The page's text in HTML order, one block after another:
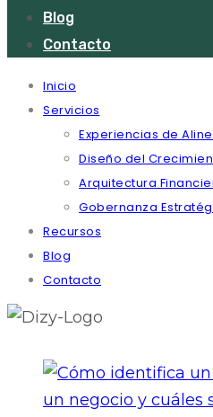
Blog
Contacto
Inicio
Servicios
Experiencias de
Diseño del
Arquitectura
Gobernanza
Recursos
Blog
Contacto